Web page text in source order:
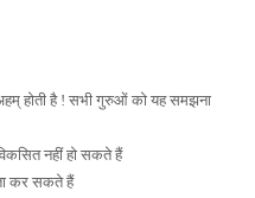
होती है ! सभी गुरुओं को यह समझना
नहीं हो सकते हैं
कर सकते हैं